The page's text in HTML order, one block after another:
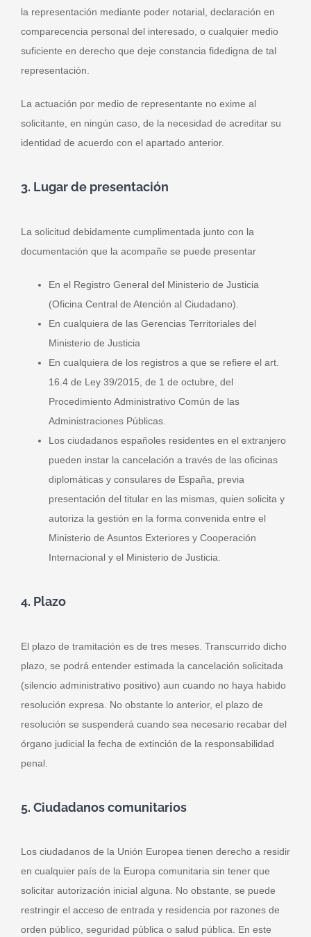
la representación mediante poder notarial, declaración en
comparecencia personal del interesado, o cualquier medio
suficiente en derecho que deje constancia fidedigna de tal
representación.
La actuación por medio de representante no exime al
solicitante, en ningún caso, de la necesidad de acreditar su
identidad de acuerdo con el apartado anterior.
3. Lugar de presentación
La solicitud debidamente cumplimentada junto con la
documentación que la acompañe se puede presentar
En el Registro General del Ministerio de Justicia
(Oficina Central de Atención al Ciudadano).
En cualquiera de las Gerencias Territoriales del
Ministerio de Justicia
En cualquiera de los registros a que se refiere el art.
16.4 de Ley 39/2015, de 1 de octubre, del
Procedimiento Administrativo Común de las
Administraciones Públicas.
Los ciudadanos españoles residentes en el extranjero
pueden instar la cancelación a través de las oficinas
diplomáticas y consulares de España, previa
presentación del titular en las mismas, quien solicita y
autoriza la gestión en la forma convenida entre el
Ministerio de Asuntos Exteriores y Cooperación
Internacional y el Ministerio de Justicia.
4. Plazo
El plazo de tramitación es de tres meses. Transcurrido dicho
plazo, se podrá entender estimada la cancelación solicitada
(silencio administrativo positivo) aun cuando no haya habido
resolución expresa.​ No obstante lo anterior, el plazo de
resolución se suspenderá cuando sea necesario recabar del
órgano judicial la fecha de extinción de la responsabilidad
penal.
5. Ciudadanos comunitarios
Los ciudadanos de la Unión Europea tienen derecho a residir
en cualquier país de la Europa comunitaria sin tener que
solicitar autorización inicial alguna. No obstante, se puede
restringir el acceso de entrada y residencia por razones de
orden público, seguridad pública o salud pública. En este